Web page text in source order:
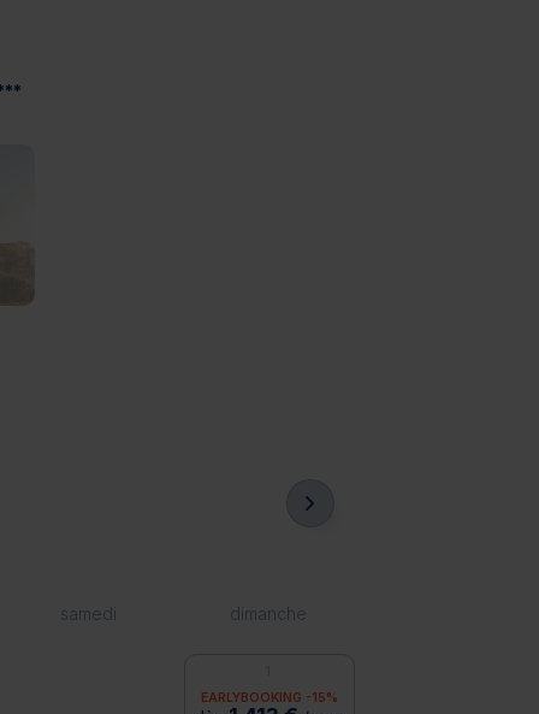
samedi dimanche
EARLYBOOKING -15%